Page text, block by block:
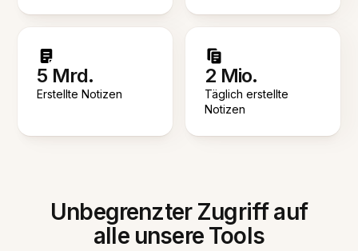
5 Mrd.
Erstellte Notizen
2 Mio.
Täglich erstellte
Notizen
Unbegrenzter Zugriff auf
alle unsere Tools